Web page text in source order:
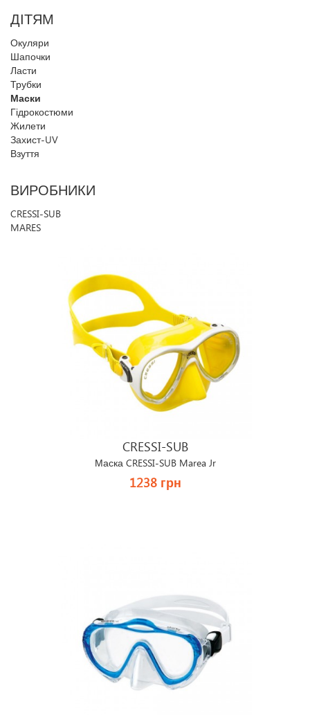
ДІТЯМ
Окуляри
Шапочки
Ласти
Трубки
Маски
Гідрокостюми
Жилети
Захист-UV
Взуття
ВИРОБНИКИ
CRESSI-SUB
MARES
CRESSI-SUB
Маска CRESSI-SUB Marea Jr
1238 грн